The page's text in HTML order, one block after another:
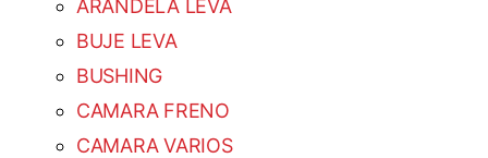
ARANDELA LEVA
BUJE LEVA
BUSHING
CAMARA FRENO
CAMARA VARIOS